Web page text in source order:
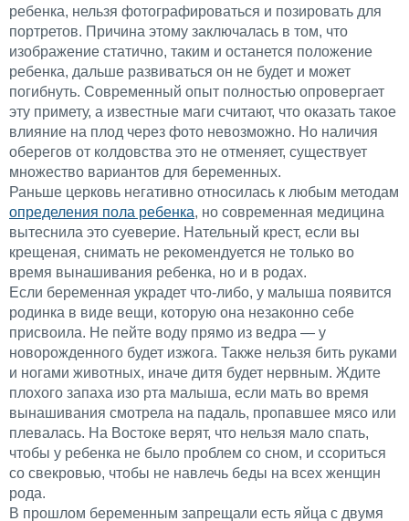
ребенка, нельзя фотографироваться и позировать для
портретов. Причина этому заключалась в том, что
изображение статично, таким и останется положение
ребенка, дальше развиваться он не будет и может
погибнуть. Современный опыт полностью опровергает
эту примету, а известные маги считают, что оказать такое
влияние на плод через фото невозможно. Но наличия
оберегов от колдовства это не отменяет, существует
множество вариантов для беременных.
Раньше церковь негативно относилась к любым методам
определения пола ребенка, но современная медицина
вытеснила это суеверие. Нательный крест, если вы
крещеная, снимать не рекомендуется не только во
время вынашивания ребенка, но и в родах.
Если беременная украдет что-либо, у малыша появится
родинка в виде вещи, которую она незаконно себе
присвоила. Не пейте воду прямо из ведра — у
новорожденного будет изжога. Также нельзя бить руками
и ногами животных, иначе дитя будет нервным. Ждите
плохого запаха изо рта малыша, если мать во время
вынашивания смотрела на падаль, пропавшее мясо или
плевалась. На Востоке верят, что нельзя мало спать,
чтобы у ребенка не было проблем со сном, и ссориться
со свекровью, чтобы не навлечь беды на всех женщин
рода.
В прошлом беременным запрещали есть яйца с двумя